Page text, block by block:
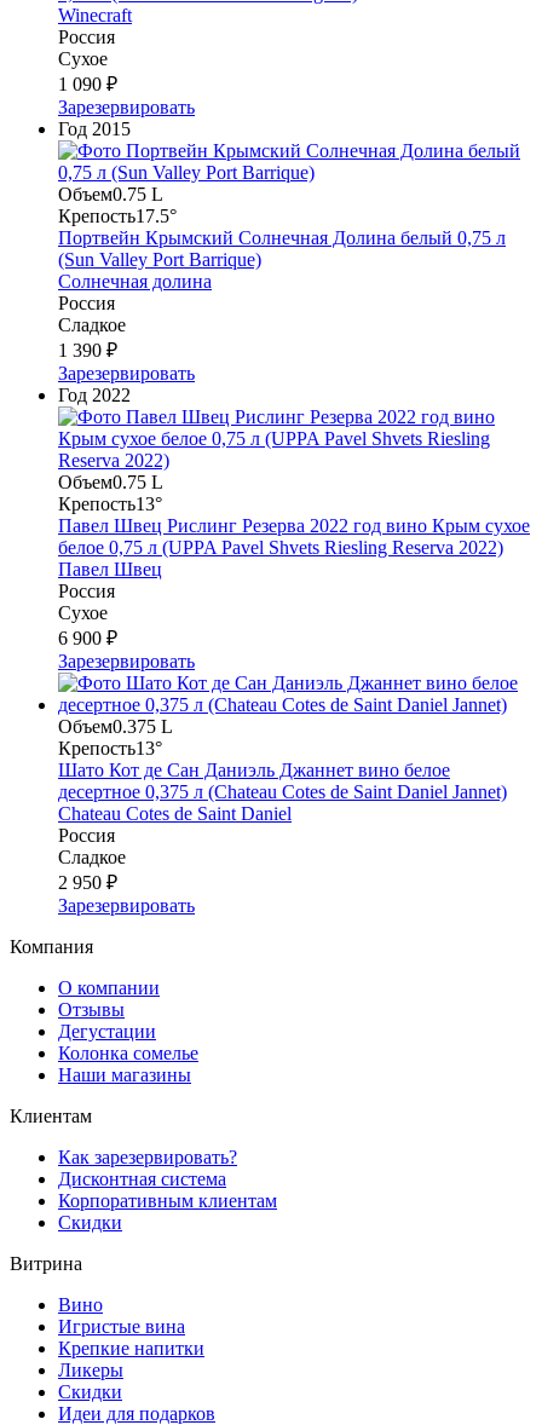
Winecraft
Россия
Сухое
1 090 ₽
Зарезервировать
Год 2015
Объем0.75 L
Крепость17.5°
Портвейн Крымский Солнечная Долина белый 0,75 л
(Sun Valley Port Barrique)
Солнечная долина
Россия
Сладкое
1 390 ₽
Зарезервировать
Год 2022
Объем0.75 L
Крепость13°
Павел Швец Рислинг Резерва 2022 год вино Крым сухое
белое 0,75 л (UPPA Pavel Shvets Riesling Reserva 2022)
Павел Швец
Россия
Сухое
6 900 ₽
Зарезервировать
Объем0.375 L
Крепость13°
Шато Кот де Сан Даниэль Джаннет вино белое
десертное 0,375 л (Chateau Cotes de Saint Daniel Jannet)
Chateau Cotes de Saint Daniel
Россия
Сладкое
2 950 ₽
Зарезервировать
Компания
О компании
Отзывы
Дегустации
Колонка сомелье
Наши магазины
Клиентам
Как зарезервировать?
Дисконтная система
Корпоративным клиентам
Скидки
Витрина
Вино
Игристые вина
Крепкие напитки
Ликеры
Скидки
Идеи для подарков